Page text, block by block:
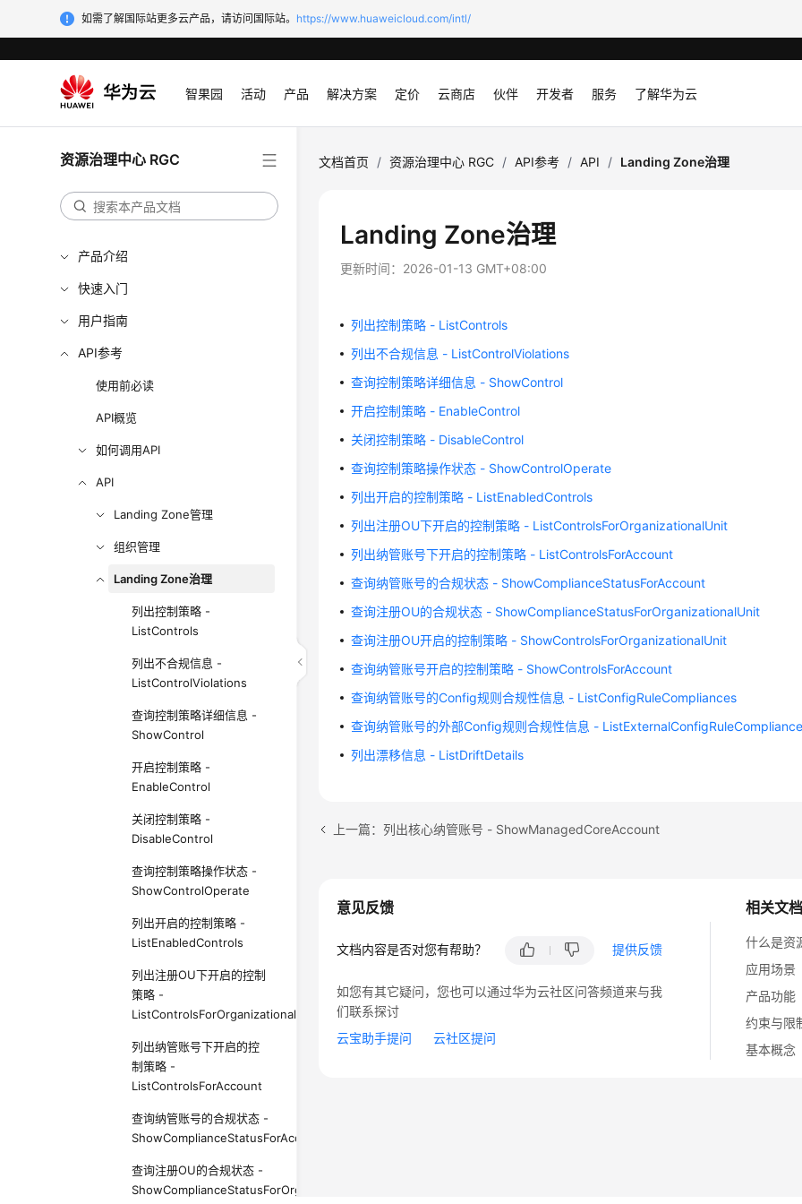
如需了解国际站更多云产品，请访问国际站。 https://www.huaweicloud.com/intl/
智果园 活动 产品 解决方案 定价 云商店 伙伴 开发者 服务 了解华为云
资源治理中心 RGC
产品介绍
快速入门
用户指南
API参考
使用前必读
API概览
如何调用API
API
Landing Zone管理
组织管理
Landing Zone治理
列出控制策略 -
ListControls
列出不合规信息 -
ListControlViolations
查询控制策略详细信息 -
ShowControl
开启控制策略 -
EnableControl
关闭控制策略 -
DisableControl
查询控制策略操作状态 -
ShowControlOperate
列出开启的控制策略 -
ListEnabledControls
列出注册OU下开启的控制
策略 -
ListControlsForOrganizationalUnit
列出纳管账号下开启的控
制策略 -
ListControlsForAccount
查询纳管账号的合规状态 -
ShowComplianceStatusForAccount
查询注册OU的合规状态 -
ShowComplianceStatusForOrganizationalUnit
文档首页 / 资源治理中心 RGC / API参考 / API / Landing Zone治理
Landing Zone治理
更新时间： 2026-01-13 GMT+08:00
列出控制策略 - ListControls
列出不合规信息 - ListControlViolations
查询控制策略详细信息 - ShowControl
开启控制策略 - EnableControl
关闭控制策略 - DisableControl
查询控制策略操作状态 - ShowControlOperate
列出开启的控制策略 - ListEnabledControls
列出注册OU下开启的控制策略 - ListControlsForOrganizationalUnit
列出纳管账号下开启的控制策略 - ListControlsForAccount
查询纳管账号的合规状态 - ShowComplianceStatusForAccount
查询注册OU的合规状态 - ShowComplianceStatusForOrganizationalUnit
查询注册OU开启的控制策略 - ShowControlsForOrganizationalUnit
查询纳管账号开启的控制策略 - ShowControlsForAccount
查询纳管账号的Config规则合规性信息 - ListConfigRuleCompliances
查询纳管账号的外部Config规则合规性信息 -
列出漂移信息 - ListDriftDetails
上一篇：列出核心纳管账号 - ShowManagedCoreAccount
相关文档
什么是资
应用场景
产品功能
约束与限
基本概念
意见反馈
文档内容是否对您有帮助？ 提供反馈
如您有其它疑问，您也可以通过华为云社区问答频道来与我
们联系探讨
云宝助手提问
云社区提问